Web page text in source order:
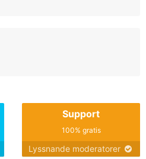
Support
100% gratis
Lyssnande moderatorer